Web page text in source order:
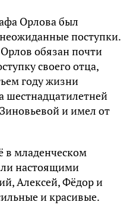
Орлова был
поступки.
обязан почти
своего отца,
году жизни
шестнадцатилетней
и имел от
в младенческом
настоящими
Алексей, Фёдор и
и красивые.